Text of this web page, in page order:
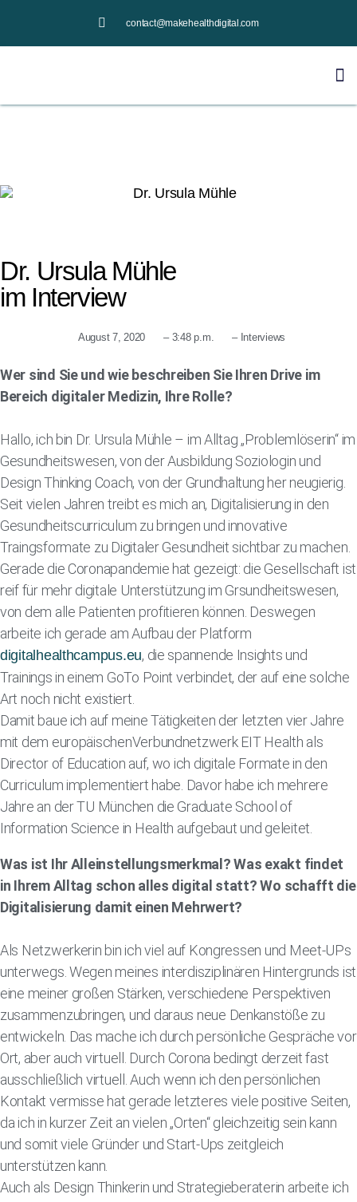
contact@makehealthdigital.com
Dr. Ursula Mühle
im Interview
August 7, 2020 –3:48 p.m. – Interviews
Wer sind Sie und wie beschreiben Sie Ihren Drive im
Bereich digitaler Medizin, Ihre Rolle?
Hallo, ich bin Dr. Ursula Mühle – im Alltag „Problemlöserin“ im
Gesundheitswesen, von der Ausbildung Soziologin und
Design Thinking Coach, von der Grundhaltung her neugierig.
Seit vielen Jahren treibt es mich an, Digitalisierung in den
Gesundheitscurriculum zu bringen und innovative
Traingsformate zu Digitaler Gesundheit sichtbar zu machen.
Gerade die Coronapandemie hat gezeigt: die Gesellschaft ist
reif für mehr digitale Unterstützung im Grsundheitswesen,
von dem alle Patienten profitieren können. Deswegen
arbeite ich gerade am Aufbau der Platform
digitalhealthcampus.eu, die spannende Insights und
Trainings in einem GoTo Point verbindet, der auf eine solche
Art noch nicht existiert.
Damit baue ich auf meine Tätigkeiten der letzten vier Jahre
mit dem europäischenVerbundnetzwerk EIT Health als
Director of Education auf, wo ich digitale Formate in den
Curriculum implementiert habe. Davor habe ich mehrere
Jahre an der TU München die Graduate School of
Information Science in Health aufgebaut und geleitet.
Was ist Ihr Alleinstellungsmerkmal? Was exakt findet
in Ihrem Alltag schon alles digital statt? Wo schafft die
Digitalisierung damit einen Mehrwert?
Als Netzwerkerin bin ich viel auf Kongressen und Meet-UPs
unterwegs. Wegen meines interdisziplinären Hintergrunds ist
eine meiner großen Stärken, verschiedene Perspektiven
zusammenzubringen, und daraus neue Denkanstöße zu
entwickeln. Das mache ich durch persönliche Gespräche vor
Ort, aber auch virtuell. Durch Corona bedingt derzeit fast
ausschließlich virtuell. Auch wenn ich den persönlichen
Kontakt vermisse hat gerade letzteres viele positive Seiten,
da ich in kurzer Zeit an vielen „Orten“ gleichzeitig sein kann
und somit viele Gründer und Start-Ups zeitgleich
unterstützen kann.
Auch als Design Thinkerin und Strategieberaterin arbeite ich